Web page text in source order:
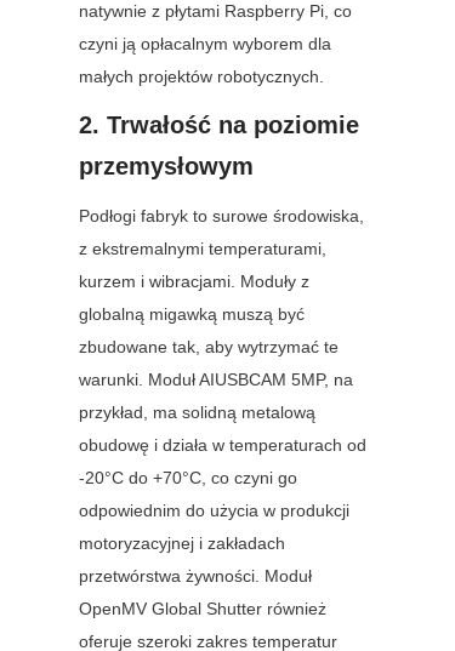
natywnie z płytami Raspberry Pi, co
czyni ją opłacalnym wyborem dla
małych projektów robotycznych.
2. Trwałość na poziomie
przemysłowym
Podłogi fabryk to surowe środowiska,
z ekstremalnymi temperaturami,
kurzem i wibracjami. Moduły z
globalną migawką muszą być
zbudowane tak, aby wytrzymać te
warunki. Moduł AIUSBCAM 5MP, na
przykład, ma solidną metalową
obudowę i działa w temperaturach od
-20°C do +70°C, co czyni go
odpowiednim do użycia w produkcji
motoryzacyjnej i zakładach
przetwórstwa żywności. Moduł
OpenMV Global Shutter również
oferuje szeroki zakres temperatur